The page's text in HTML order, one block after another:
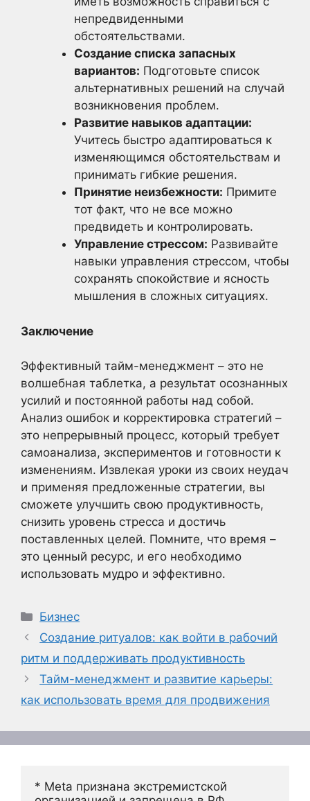
непредвиденными
обстоятельствами.
Создание списка запасных
вариантов: Подготовьте список
альтернативных решений на случай
возникновения проблем.
Развитие навыков адаптации:
Учитесь быстро адаптироваться к
изменяющимся обстоятельствам и
принимать гибкие решения.
Принятие неизбежности: Примите
тот факт, что не все можно
предвидеть и контролировать.
Управление стрессом: Развивайте
навыки управления стрессом, чтобы
сохранять спокойствие и ясность
мышления в сложных ситуациях.
Заключение
Эффективный тайм-менеджмент – это не
волшебная таблетка, а результат осознанных
усилий и постоянной работы над собой.
Анализ ошибок и корректировка стратегий –
это непрерывный процесс, который требует
самоанализа, экспериментов и готовности к
изменениям. Извлекая уроки из своих неудач
и применяя предложенные стратегии, вы
сможете улучшить свою продуктивность,
снизить уровень стресса и достичь
поставленных целей. Помните, что время –
это ценный ресурс, и его необходимо
использовать мудро и эффективно.
Рубрики
Бизнес
Создание ритуалов: как войти в рабочий
ритм и поддерживать продуктивность
Тайм-менеджмент и развитие карьеры:
как использовать время для продвижения
* Meta признана экстремистской